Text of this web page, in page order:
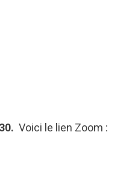
Voici le lien Zoom :